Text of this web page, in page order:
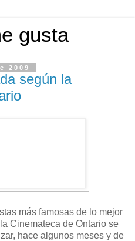
gusta
2009
según la
más famosas de lo mejor
Cinemateca de Ontario se
hace algunos meses y de